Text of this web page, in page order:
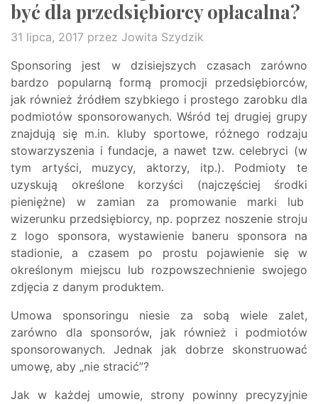
być dla przedsiębiorcy opłacalna?
31 lipca, 2017 przez Jowita Szydzik
Sponsoring jest w dzisiejszych czasach zarówno
bardzo popularną formą promocji przedsiębiorców,
jak również źródłem szybkiego i prostego zarobku dla
podmiotów sponsorowanych. Wśród tej drugiej grupy
znajdują się m.in. kluby sportowe, różnego rodzaju
stowarzyszenia i fundacje, a nawet tzw. celebryci (w
tym artyści, muzycy, aktorzy, itp.). Podmioty te
uzyskują określone korzyści (najczęściej środki
pieniężne) w zamian za promowanie marki lub
wizerunku przedsiębiorcy, np. poprzez noszenie stroju
z logo sponsora, wystawienie baneru sponsora na
stadionie, a czasem po prostu pojawienie się w
określonym miejscu lub rozpowszechnienie swojego
zdjęcia z danym produktem.
Umowa sponsoringu niesie za sobą wiele zalet,
zarówno dla sponsorów, jak również i podmiotów
sponsorowanych. Jednak jak dobrze skonstruować
umowę, aby „nie stracić”?
Jak w każdej umowie, strony powinny precyzyjnie